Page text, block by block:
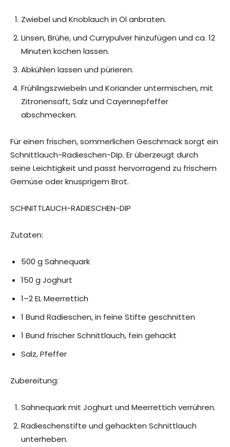
Zwiebel und Knoblauch in Öl anbraten.
Linsen, Brühe, und Currypulver hinzufügen und ca. 12
Minuten kochen lassen.
Abkühlen lassen und pürieren.
Frühlingszwiebeln und Koriander untermischen, mit
Zitronensaft, Salz und Cayennepfeffer
abschmecken.
Für einen frischen, sommerlichen Geschmack sorgt ein
Schnittlauch-Radieschen-Dip. Er überzeugt durch
seine Leichtigkeit und passt hervorragend zu frischem
Gemüse oder knusprigem Brot.
SCHNITTLAUCH-RADIESCHEN-DIP
Zutaten:
500 g Sahnequark
150 g Joghurt
1–2 EL Meerrettich
1 Bund Radieschen, in feine Stifte geschnitten
1 Bund frischer Schnittlauch, fein gehackt
Salz, Pfeffer
Zubereitung:
Sahnequark mit Joghurt und Meerrettich verrühren.
Radieschenstifte und gehackten Schnittlauch
unterheben.